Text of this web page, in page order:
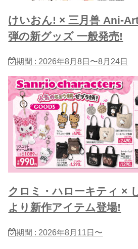
けいおん! × 三月兽 Ani-
弾の新グッズ 一般発売!
期間 : 2026年8月8日〜8月24日
クロミ・ハローキティ ×
より新作アイテム登場!
期間 : 2026年8月11日〜